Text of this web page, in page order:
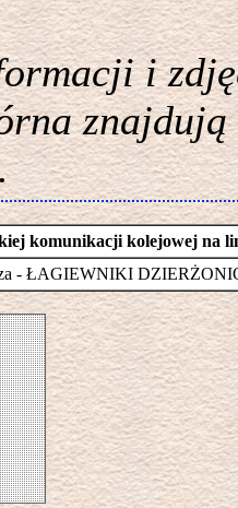
i
komunikacji kolejowej na
- ŁAGIEWNIKI